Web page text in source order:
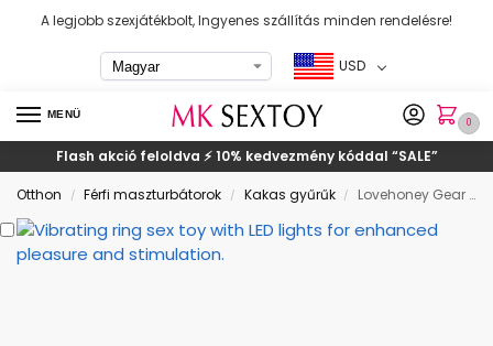
A legjobb szexjátékbolt, Ingyenes szállítás minden rendelésre!
USD
MENÜ
0
Flash akció feloldva ⚡ 10% kedvezmény kóddal “SALE”
Otthon / Férfi maszturbátorok / Kakas gyűrűk / Lovehoney Gear Essentials kakasgyűrűk